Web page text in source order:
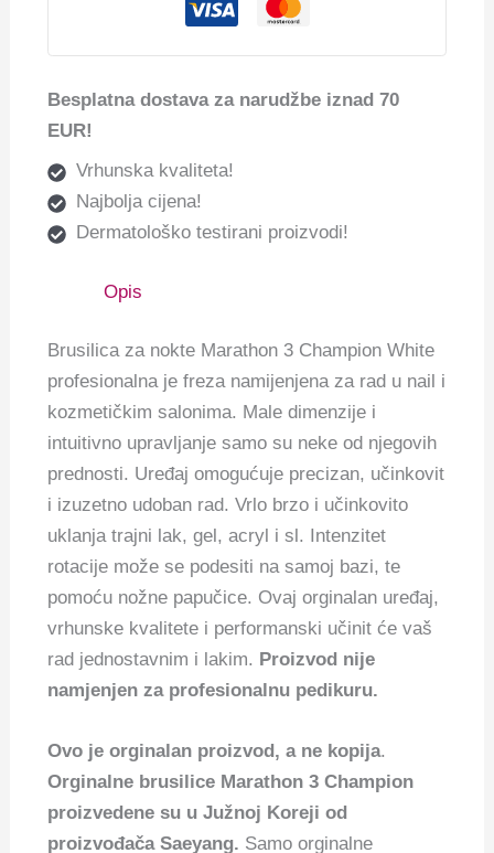
Besplatna dostava za narudžbe iznad 70
EUR!
Vrhunska kvaliteta!
Najbolja cijena!
Dermatološko testirani proizvodi!
Opis
Brusilica za nokte Marathon 3 Champion White
profesionalna je freza namijenjena za rad u nail i
kozmetičkim salonima. Male dimenzije i
intuitivno upravljanje samo su neke od njegovih
prednosti. Uređaj omogućuje precizan, učinkovit
i izuzetno udoban rad. Vrlo brzo i učinkovito
uklanja trajni lak, gel, acryl i sl. Intenzitet
rotacije može se podesiti na samoj bazi, te
pomoću nožne papučice. Ovaj orginalan uređaj,
vrhunske kvalitete i performanski učinit će vaš
rad jednostavnim i lakim. Proizvod nije
namjenjen za profesionalnu pedikuru.
Ovo je orginalan proizvod, a ne kopija.
Orginalne brusilice Marathon 3 Champion
proizvedene su u Južnoj Koreji od
proizvođača Saeyang. Samo orginalne